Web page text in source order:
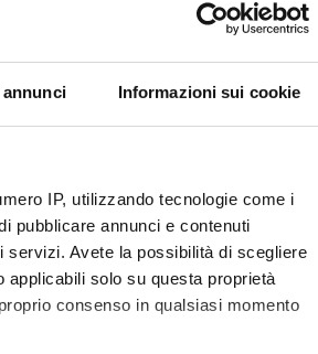
Informazioni sui cookie
IP, utilizzando tecnologie come i
pubblicare annunci e contenuti
servizi. Avete la possibilità di scegliere
solo su questa proprietà
consenso in qualsiasi momento
- Bachelor's degree in Educational